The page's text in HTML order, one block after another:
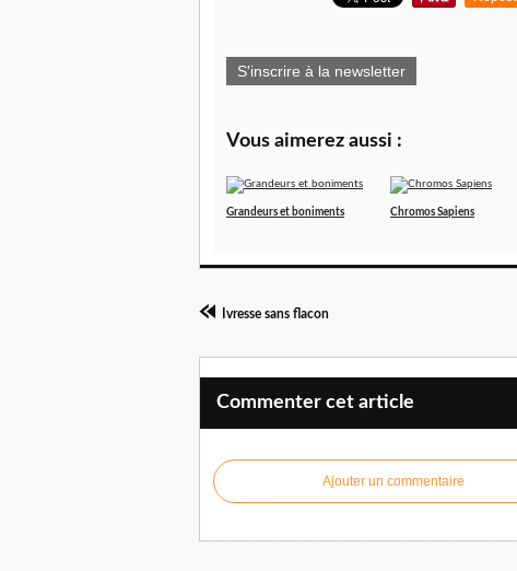
S'inscrire à la newsletter
Vous aimerez aussi :
Grandeurs et boniments Chromos Sapiens
Ivresse sans flacon
Commenter cet article
Ajouter un commentaire